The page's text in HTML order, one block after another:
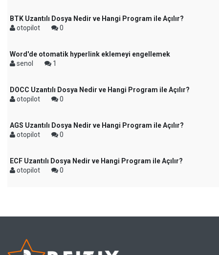
BTK Uzantılı Dosya Nedir ve Hangi Program ile Açılır?
otopilot
0
Word'de otomatik hyperlink eklemeyi engellemek
senol
1
DOCC Uzantılı Dosya Nedir ve Hangi Program ile Açılır?
otopilot
0
AGS Uzantılı Dosya Nedir ve Hangi Program ile Açılır?
otopilot
0
ECF Uzantılı Dosya Nedir ve Hangi Program ile Açılır?
otopilot
0